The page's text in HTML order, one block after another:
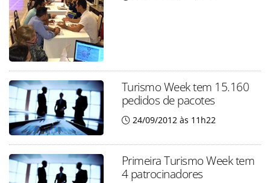
Turismo Week tem 15.160
pedidos de pacotes
24/09/2012 às 11h22
Primeira Turismo Week tem
4 patrocinadores